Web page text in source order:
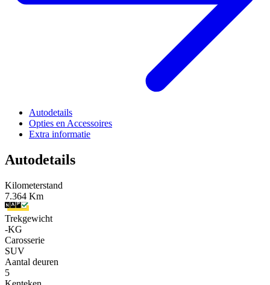
Autodetails
Opties en Accessoires
Extra informatie
Autodetails
Kilometerstand
7.364 Km
Trekgewicht
-KG
Carosserie
SUV
Aantal deuren
5